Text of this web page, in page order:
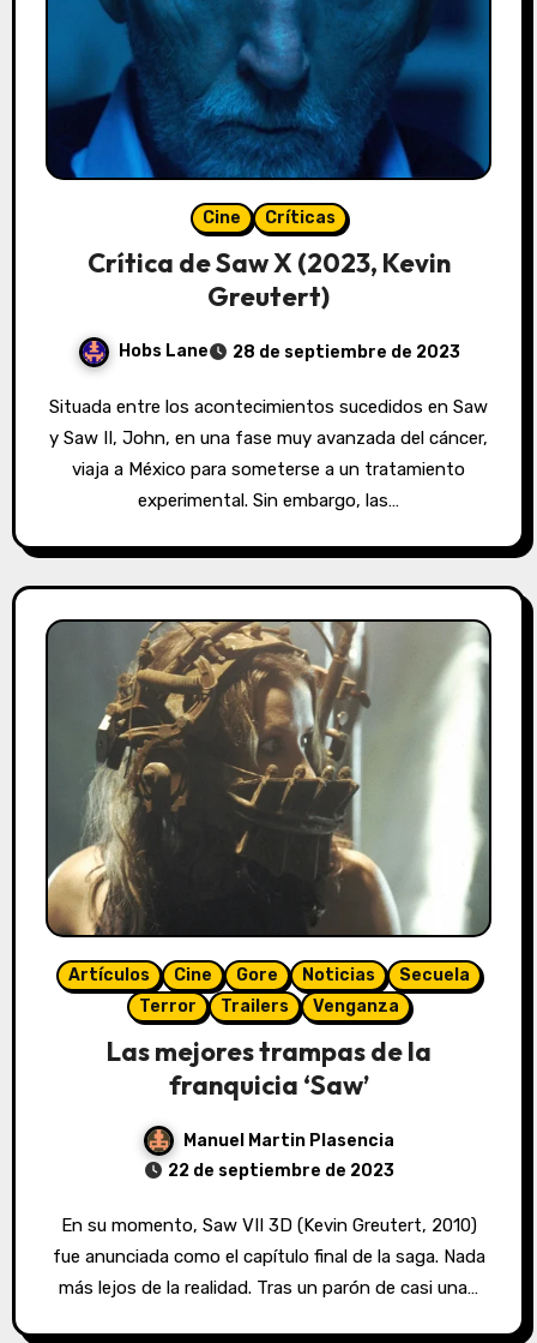
Cine Críticas
Crítica de Saw X (2023, Kevin
Greutert)
Hobs Lane 28 de septiembre de 2023
Situada entre los acontecimientos sucedidos en Saw
y Saw II, John, en una fase muy avanzada del cáncer,
viaja a México para someterse a un tratamiento
experimental. Sin embargo, las…
Artículos Cine Gore Noticias
Secuela
Terror
Trailers Venganza
Las mejores trampas de la
franquicia ‘Saw’
Manuel Martin Plasencia
22 de septiembre de 2023
En su momento, Saw VII 3D (Kevin Greutert, 2010)
fue anunciada como el capítulo final de la saga. Nada
más lejos de la realidad. Tras un parón de casi una…